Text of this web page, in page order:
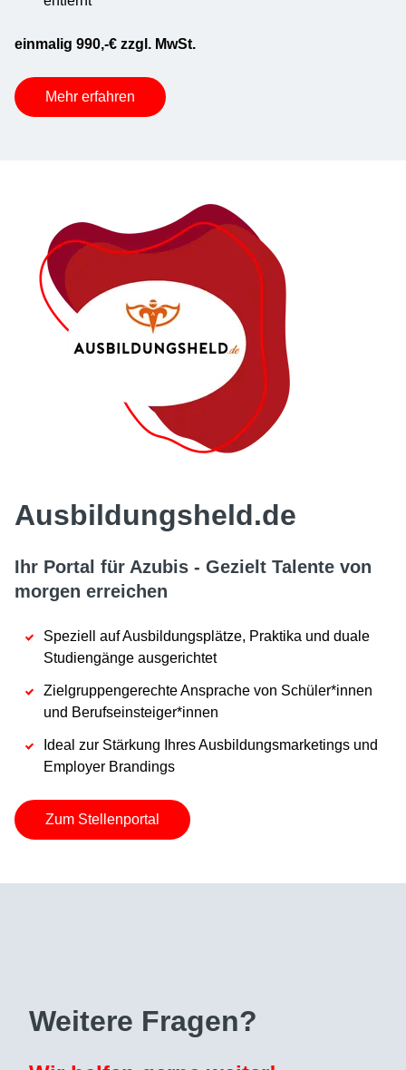
einmalig 990,-€ zzgl. MwSt.
Mehr erfahren
Ausbildungsheld.de
Ihr Portal für Azubis - Gezielt Talente von
morgen erreichen
Speziell auf Ausbildungsplätze, Praktika und duale
Studiengänge ausgerichtet
Zielgruppengerechte Ansprache von Schüler*innen
und Berufseinsteiger*innen
Ideal zur Stärkung Ihres Ausbildungsmarketings und
Employer Brandings
Zum Stellenportal
Weitere Fragen?